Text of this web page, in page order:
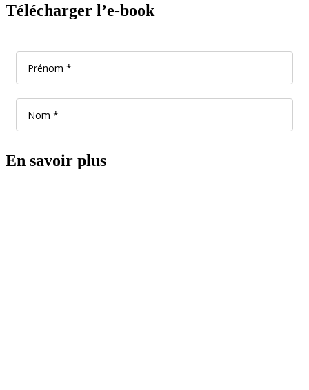
Télécharger l’e-book
En savoir plus